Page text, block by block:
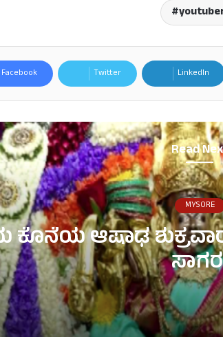
Facebook Twitter LinkedIn
Read
MYSORE
ಕೊನೆಯ ಆಷಾಢ